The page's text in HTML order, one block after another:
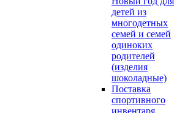
детей из
многодетных
семей и семей
одиноких
родителей
(изделия
шоколадные)
Поставка
спортивного